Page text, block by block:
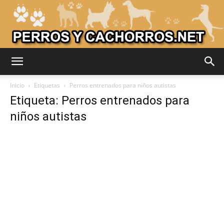
Inicio Etiquetas Perros entrenados para niños autistas
Etiqueta: Perros entrenados para
niños autistas